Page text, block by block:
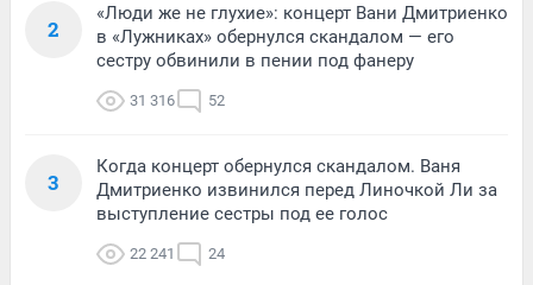
2
«Люди же не глухие»: концерт Вани Дмитриенко
в «Лужниках» обернулся скандалом — его
сестру обвинили в пении под фанеру
31 316 52
3
Когда концерт обернулся скандалом. Ваня
Дмитриенко извинился перед Линочкой Ли за
выступление сестры под ее голос
22 241 24